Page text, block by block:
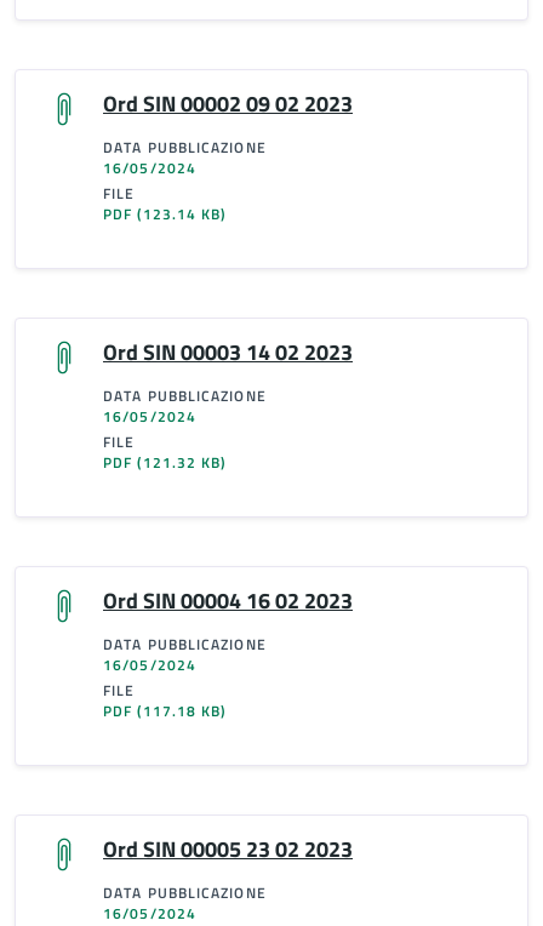
Ord SIN 00002 09 02 2023
DATA PUBBLICAZIONE
16/05/2024
FILE
PDF(123.14 KB)
Ord SIN 00003 14 02 2023
DATA PUBBLICAZIONE
16/05/2024
FILE
PDF(121.32 KB)
Ord SIN 00004 16 02 2023
DATA PUBBLICAZIONE
16/05/2024
FILE
PDF(117.18 KB)
Ord SIN 00005 23 02 2023
DATA PUBBLICAZIONE
16/05/2024